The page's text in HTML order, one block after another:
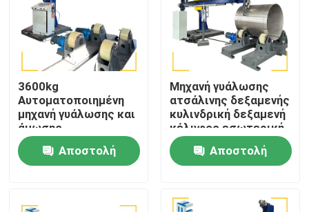
Σπίτι
Προϊόντα
Σχετικά με εμάς
3600kg
Αυτοματοποιημένη
μηχανή γυάλωσης και
άμωσης
Βιομηχανικές διπλές
κεφαλές για
δεξαμενόπλοια
Αποστολή
Μηχανή γυάλωσης
ατσάλινης δεξαμενής
κυλινδρική δεξαμενή
κέλυφος εσωτερική
επιφάνεια μεταλλική
γυάλισσαΑποστολή